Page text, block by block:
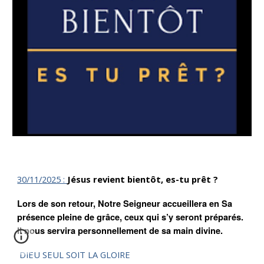
30/11/2025 : Jésus revient bientôt, es-tu prêt ?
Lors de son retour, Notre Seigneur accueillera en Sa
présence pleine de grâce, ceux qui s’y seront préparés.
Il nous servira personnellement de sa main divine.
DIEU SEUL SOIT LA GLOIRE